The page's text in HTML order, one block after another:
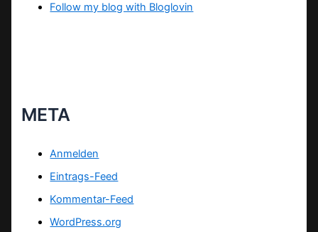
Follow my blog with Bloglovin
META
Anmelden
Eintrags-Feed
Kommentar-Feed
WordPress.org